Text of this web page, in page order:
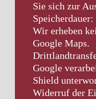
Sie sich zur
Speicherdauer:
Wir erheben
Google Maps.
Google
Shield
Widerruf der